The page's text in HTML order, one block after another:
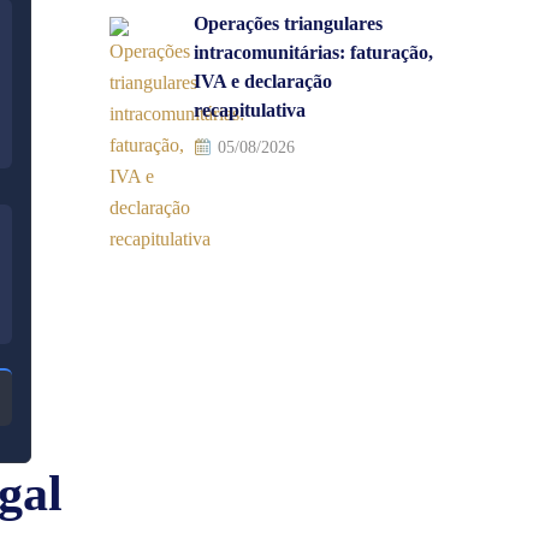
Operações triangulares
intracomunitárias: faturação,
IVA e declaração
recapitulativa
05/08/2026